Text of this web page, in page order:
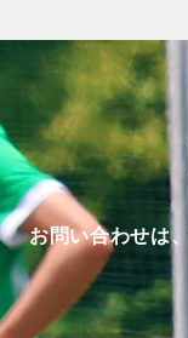
お問い合わせは